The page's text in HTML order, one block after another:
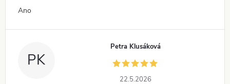
Ano
PK
Petra Klusáková
22.5.2026